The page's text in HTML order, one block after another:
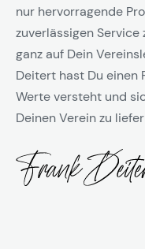
nur hervorragende
zuverlässigen
ganz auf Dein
Deitert hast Du einen
Werte versteht und
Deinen Verein zu